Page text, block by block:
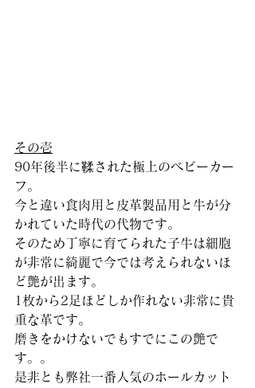
その壱
90年後半に鞣された極上のベビーカー
フ。
今と違い食肉用と皮革製品用と牛が分
かれていた時代の代物です。
そのため丁寧に育てられた子牛は細胞
が非常に綺麗で今では考えられないほ
ど艶が出ます。
1枚から2足ほどしか作れない非常に貴
重な革です。
磨きをかけないでもすでにこの艶で
す。。
是非とも弊社一番人気のホールカット